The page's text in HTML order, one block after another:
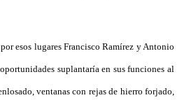
esos lugares Francisco Ramírez y Antonio
suplantaría en sus funciones al
ventanas con rejas de hierro forjado,